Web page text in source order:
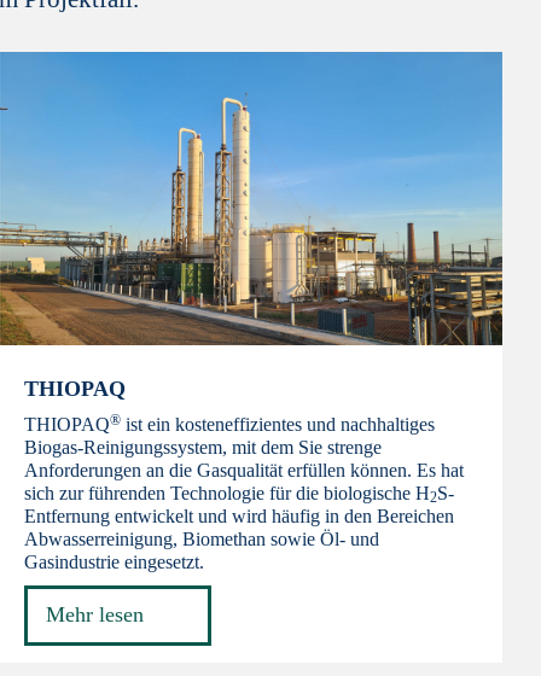
THIOPAQ
THIOPAQ® ist ein kosteneffizientes und nachhaltiges
Biogas-Reinigungssystem, mit dem Sie strenge
Anforderungen an die Gasqualität erfüllen können. Es hat
sich zur führenden Technologie für die biologische H2S-
Entfernung entwickelt und wird häufig in den Bereichen
Abwasserreinigung, Biomethan sowie Öl- und
Gasindustrie eingesetzt.
Mehr lesen